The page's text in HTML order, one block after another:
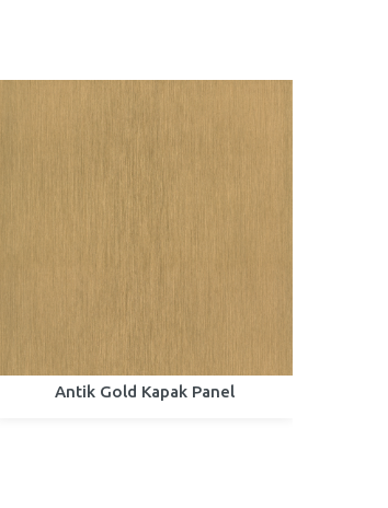
Antik Gold Kapak Panel